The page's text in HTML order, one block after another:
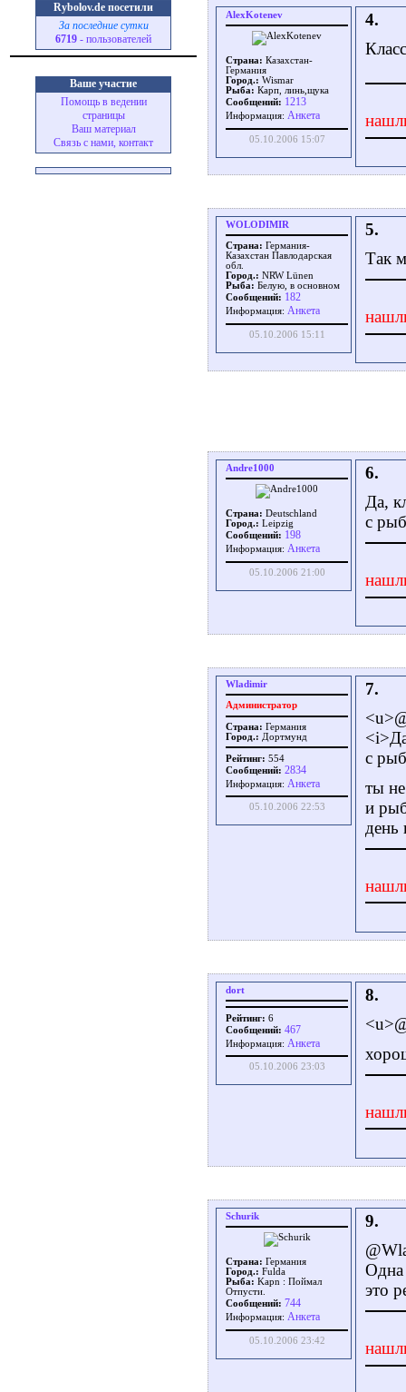
Rybolov.de посетили
За последние сутки
6719 - пользователей
Ваше участие
Помощь в ведении
страницы
Ваш материал
Связь с нами, контакт
AlexKotenev
Страна: Казахстан-
Германия
Город.: Wismar
Рыба: Карп, линь,щука
Сообщений: 1213
Информация: Aнкета
05.10.2006 15:07
4.
WOLODIMIR
Страна: Германия-
Казахстан Павлодарская
обл.
Город.: NRW Lünen
Рыба: Белую, в основном
Сообщений: 182
Информация: Aнкета
05.10.2006 15:11
5.
Так
Andre1000
Страна: Deutschland
Город.: Leipzig
Сообщений: 198
Информация: Aнкета
05.10.2006 21:00
6.
Да,
с
Wladimir
Администратор
Страна: Германия
Город.: Дортмунд
Рейтинг: 554
Сообщений: 2834
Информация: Aнкета
05.10.2006 22:53
7.
с
ты
и
день
dort
Рейтинг: 6
Сообщений: 467
Информация: Aнкета
05.10.2006 23:03
8.
Schurik
Страна: Германия
Город.: Fulda
Рыба: Kapn : Поймал
Отпусти.
Сообщений: 744
Информация: Aнкета
05.10.2006 23:42
9.
Одна
это